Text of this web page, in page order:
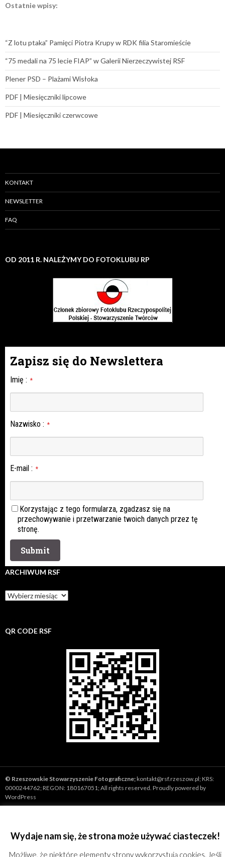
Ostatnie wpisy:
“Z lotu ptaka” Pamięci Piotra Krupy w RDK filia Staromieście
“75 medali na 75 lecie FIAP” w Galerii Nierzeczywistej RSF
Plener PSD – Plażami Wisłoka
PDF | Miesięczniki lipcowe
PDF | Miesięczniki czerwcowe
KONTAKT
NEWSLETTER
FAQ
OD 2011 R. NALEŻYMY DO FOTOKLUBU RP
Zapisz się do Newslettera
Imię : *
Nazwisko : *
E-mail : *
Korzystając z tego formularza, zgadzasz się na
przechowywanie i przetwarzanie twoich danych przez tę
stronę.
ARCHIWUM RSF
Archiwum
rsf
QR CODE RSF
© Rzeszowskie Stowarzyszenie Fotograficzne;kontakt@rsf.rzeszow.pl;KRS:
0000244762; REGON: 180167051; All rights reserved. Proudly powered by
WordPress
Wydaje nam się, że strona może używać ciasteczek!
Możliwe, że niektóre elementy strony wykorzystują cookies. Jeśli